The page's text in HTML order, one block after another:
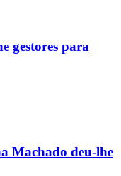
gestores para
Machado deu-lhe